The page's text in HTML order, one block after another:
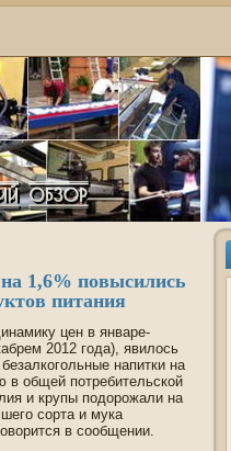
1,6% повысились
питания
цен в январе-
2012 года), явилось
напитки на
в общей потреби­тельской
и крупы подорожали на
сорта и мука
в сообщении.